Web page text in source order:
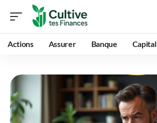
Actions Assurer Banque Capital